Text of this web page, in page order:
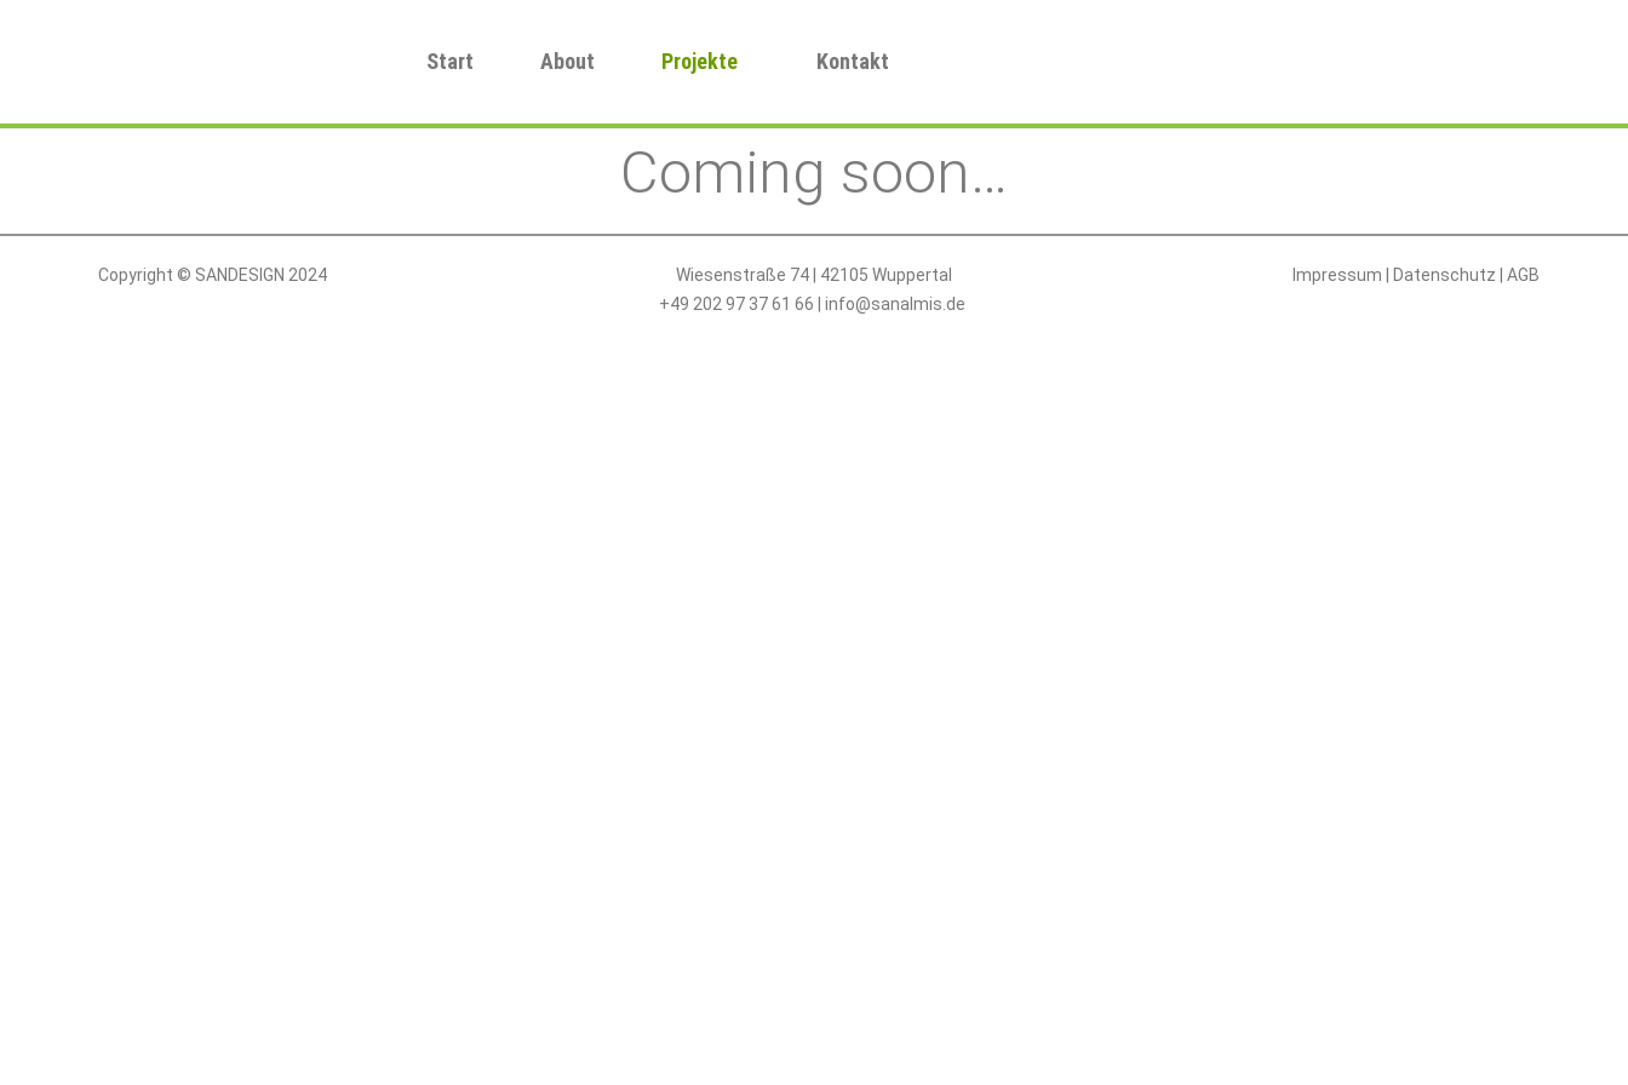
Start About Projekte Kontakt
Coming soon…
Copyright © SANDESIGN 2024
Wiesenstraße 74 | 42105 Wuppertal
+49 202 97 37 61 66 | info@sanalmis.de
Impressum Datenschutz AGB